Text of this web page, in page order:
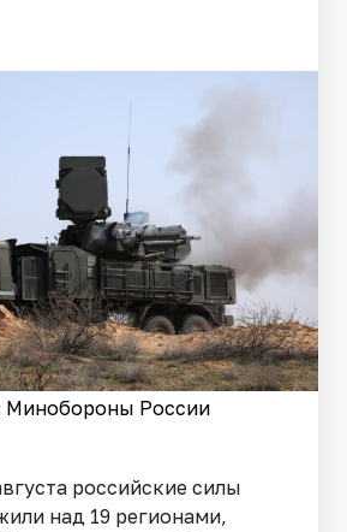
Минобороны России
российские силы
над 19 регионами,